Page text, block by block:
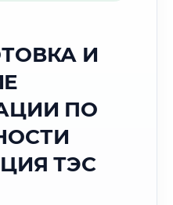
время:
Августа
г.
☀️ +29°C Ясно
И
ПО
ТЭС